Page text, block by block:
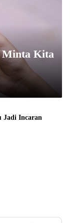
Minta Kita
Jadi Incaran